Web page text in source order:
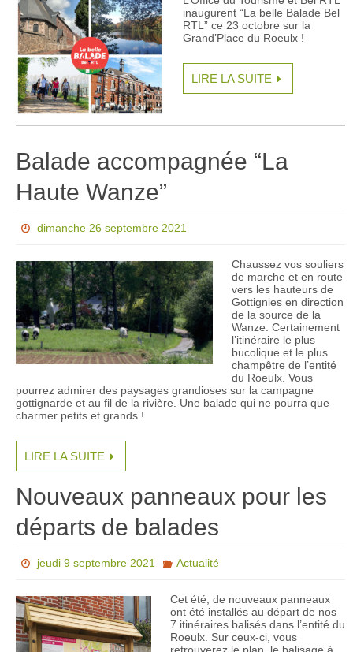
inaugurent “La belle Balade Bel
RTL” ce 23 octobre sur la
Grand’Place du Roeulx !
LIRE LA SUITE
Balade accompagnée “La
Haute Wanze”
dimanche 26 septembre 2021
Chaussez vos souliers
de marche et en route
vers les hauteurs de
Gottignies en direction
de la source de la
Wanze. Certainement
l’itinéraire le plus
bucolique et le plus
champêtre de l’entité
du Roeulx. Vous
pourrez admirer des paysages grandioses sur la campagne
gottignarde et au fil de la rivière. Une balade qui ne pourra que
charmer petits et grands !
LIRE LA SUITE
Nouveaux panneaux pour les
départs de balades
jeudi 9 septembre 2021 Actualité
Cet été, de nouveaux panneaux
ont été installés au départ de nos
7 itinéraires balisés dans l’entité du
Roeulx. Sur ceux-ci, vous